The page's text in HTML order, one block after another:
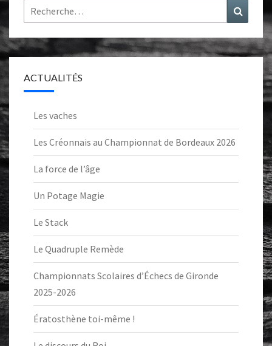
Rechercher :
ACTUALITÉS
Les vaches
Les Créonnais au Championnat de Bordeaux 2026
La force de l’âge
Un Potage Magie
Le Stack
Le Quadruple Remède
Championnats Scolaires d’Échecs de Gironde
2025-2026
Ératosthène toi-même !